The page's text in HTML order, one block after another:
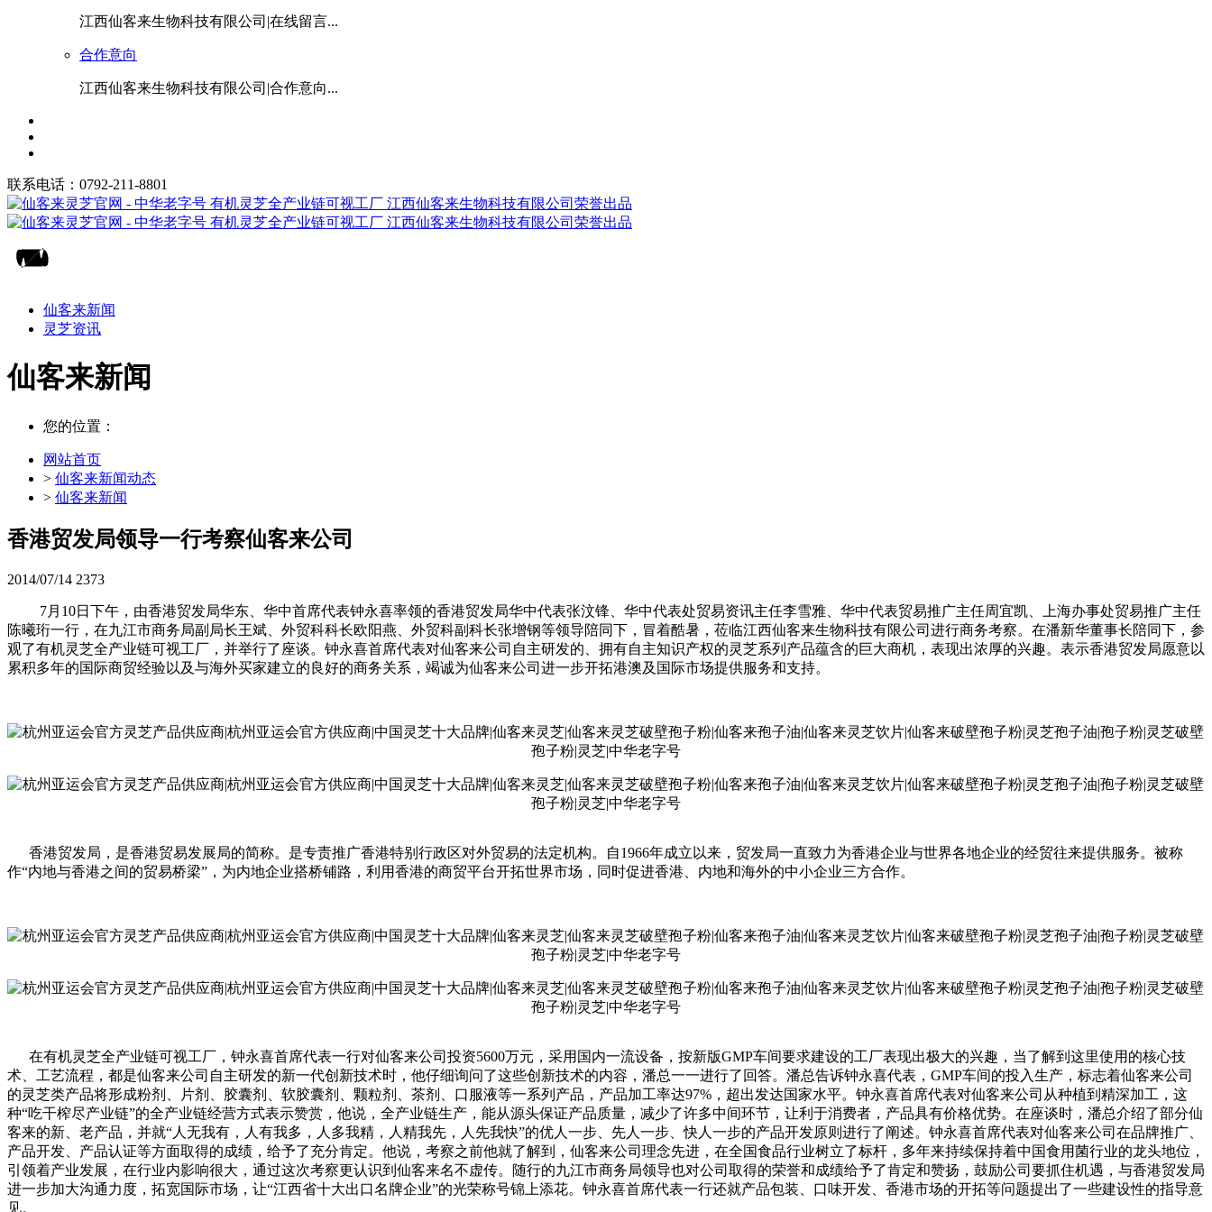
江西仙客来生物科技有限公司|在线留言...
合作意向
江西仙客来生物科技有限公司|合作意向...
联系电话：0792-211-8801
仙客来新闻
灵芝资讯
仙客来新闻
您的位置：
网站首页
> 仙客来新闻动态
> 仙客来新闻
香港贸发局领导一行考察仙客来公司
2014/07/14 2373
7月10日下午，由香港贸发局华东、华中首席代表钟永喜率领的香港贸发局华中代表张汶锋、华中代表处贸易资讯主任李雪雅、华中代表贸易推广主任周宜凯、上海办事处贸易推广主任
陈曦珩一行，在九江市商务局副局长王斌、外贸科科长欧阳燕、外贸科副科长张增钢等领导陪同下，冒着酷暑，莅临江西仙客来生物科技有限公司进行商务考察。在潘新华董事长陪同下，参
观了有机灵芝全产业链可视工厂，并举行了座谈。钟永喜首席代表对仙客来公司自主研发的、拥有自主知识产权的灵芝系列产品蕴含的巨大商机，表现出浓厚的兴趣。表示香港贸发局愿意以
累积多年的国际商贸经验以及与海外买家建立的良好的商务关系，竭诚为仙客来公司进一步开拓港澳及国际市场提供服务和支持。
香港贸发局，是香港贸易发展局的简称。是专责推广香港特别行政区对外贸易的法定机构。自1966年成立以来，贸发局一直致力为香港企业与世界各地企业的经贸往来提供服务。被称
作“内地与香港之间的贸易桥梁”，为内地企业搭桥铺路，利用香港的商贸平台开拓世界市场，同时促进香港、内地和海外的中小企业三方合作。
在有机灵芝全产业链可视工厂，钟永喜首席代表一行对仙客来公司投资5600万元，采用国内一流设备，按新版GMP车间要求建设的工厂表现出极大的兴趣，当了解到这里使用的核心技
术、工艺流程，都是仙客来公司自主研发的新一代创新技术时，他仔细询问了这些创新技术的内容，潘总一一进行了回答。潘总告诉钟永喜代表，GMP车间的投入生产，标志着仙客来公司
的灵芝类产品将形成粉剂、片剂、胶囊剂、软胶囊剂、颗粒剂、茶剂、口服液等一系列产品，产品加工率达97%，超出发达国家水平。钟永喜首席代表对仙客来公司从种植到精深加工，这
种“吃干榨尽产业链”的全产业链经营方式表示赞赏，他说，全产业链生产，能从源头保证产品质量，减少了许多中间环节，让利于消费者，产品具有价格优势。在座谈时，潘总介绍了部分仙
客来的新、老产品，并就“人无我有，人有我多，人多我精，人精我先，人先我快”的优人一步、先人一步、快人一步的产品开发原则进行了阐述。钟永喜首席代表对仙客来公司在品牌推广、
产品开发、产品认证等方面取得的成绩，给予了充分肯定。他说，考察之前他就了解到，仙客来公司理念先进，在全国食品行业树立了标杆，多年来持续保持着中国食用菌行业的龙头地位，
引领着产业发展，在行业内影响很大，通过这次考察更认识到仙客来名不虚传。随行的九江市商务局领导也对公司取得的荣誉和成绩给予了肯定和赞扬，鼓励公司要抓住机遇，与香港贸发局
进一步加大沟通力度，拓宽国际市场，让“江西省十大出口名牌企业”的光荣称号锦上添花。钟永喜首席代表一行还就产品包装、口味开发、香港市场的开拓等问题提出了一些建设性的指导意
见。